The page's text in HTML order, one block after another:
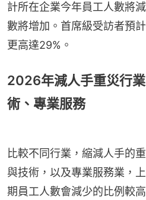
計所在企業今年員工人數將
數將增加。首席級受訪者預
更高達29%。
2026年減人手重災行
術、專業服務
比較不同行業，縮減人手的
與技術，以及專業服務業，
期員工人數會減少的比例較